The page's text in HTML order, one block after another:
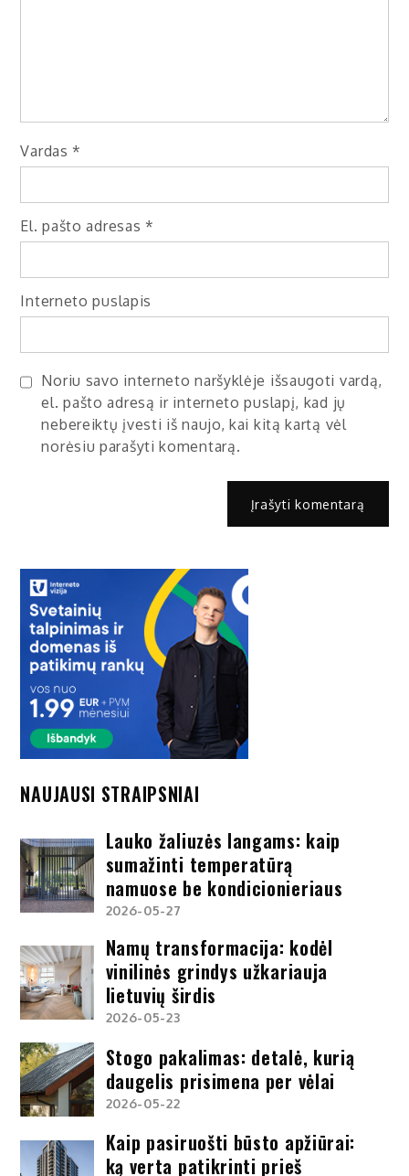
Vardas *
El. pašto adresas *
Interneto puslapis
Noriu savo interneto naršyklėje išsaugoti vardą,
el. pašto adresą ir interneto puslapį, kad jų
nebereiktų įvesti iš naujo, kai kitą kartą vėl
norėsiu parašyti komentarą.
NAUJAUSI STRAIPSNIAI
Lauko žaliuzės langams: kaip
sumažinti temperatūrą
namuose be kondicionieriaus
2026-05-27
Namų transformacija: kodėl
vinilinės grindys užkariauja
lietuvių širdis
2026-05-23
Stogo pakalimas: detalė, kurią
daugelis prisimena per vėlai
2026-05-22
Kaip pasiruošti būsto apžiūrai:
ką verta patikrinti prieš